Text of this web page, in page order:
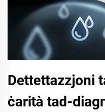
Dettettazzjoni
ċarità tad-